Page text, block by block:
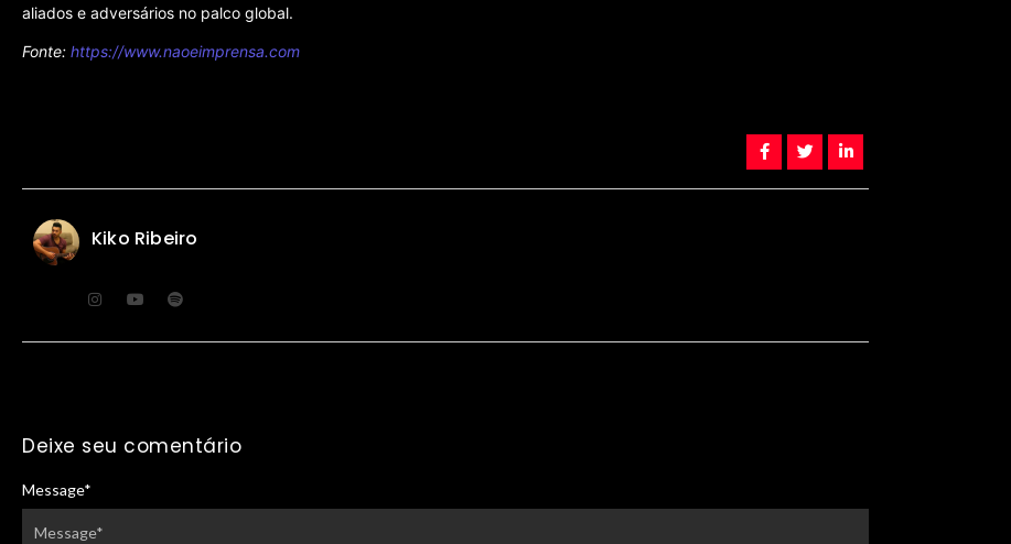
aliados e adversários no palco global.
Fonte: https://www.naoeimprensa.com
Kiko Ribeiro
Deixe seu comentário
Message*